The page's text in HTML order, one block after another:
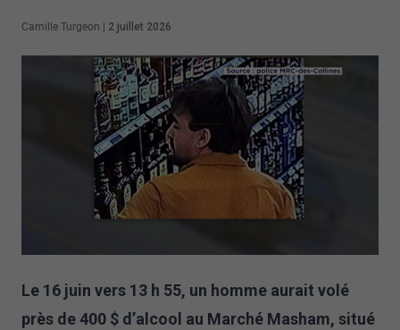
Camille Turgeon 2 juillet 2026
Le 16 juin vers 13 h 55, un homme aurait volé
près de 400 $ d’alcool au Marché Masham, situé